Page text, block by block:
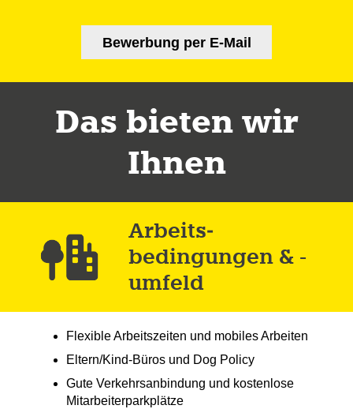
Bewerbung per E-Mail
Das bieten wir
Ihnen
Arbeits­
bedingungen & -
umfeld
Flexible Arbeitszeiten und mobiles Arbeiten
Eltern/Kind-Büros und Dog Policy
Gute Verkehrsanbindung und kostenlose
Mitarbeiterparkplätze